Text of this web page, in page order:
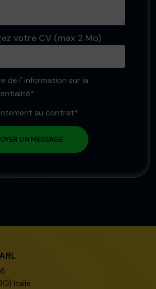
votre CV (max 2 Mo)
de l' information sur la
au contrat*
Italie